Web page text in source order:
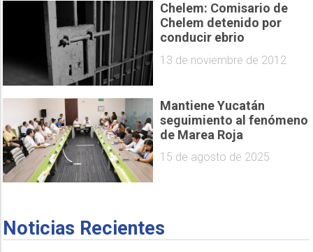
Chelem: Comisario de
Chelem detenido por
conducir ebrio
13 de noviembre de 2012
Mantiene Yucatán
seguimiento al fenómeno
de Marea Roja
15 de agosto de 2025
Noticias Recientes